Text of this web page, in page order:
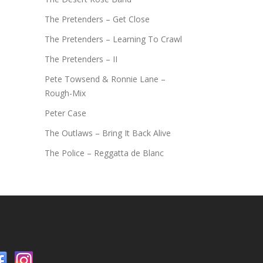
The Pretenders – Get Close
The Pretenders – Learning To Crawl
The Pretenders – II
Pete Towsend & Ronnie Lane –
Rough-Mix
Peter Case
The Outlaws – Bring It Back Alive
The Police – Reggatta de Blanc